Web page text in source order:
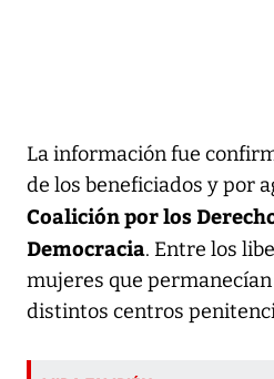
La información fue
de los beneficiados y por
Coalición por los
Democracia. Entre los
mujeres que
distintos centros